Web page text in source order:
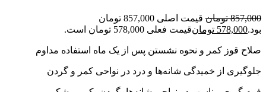
857,000 تومان
قیمت اصلی 857,000 تومان
بود.578,000 تومانقیمت فعلی 578,000 تومان است.
صلاح قوز کمر و نحوه نشستن پس از یک ماه استفاده مداوم
جلوگیری از خمیدگی شانه‌ها و درد در نواحی کمر و گردن